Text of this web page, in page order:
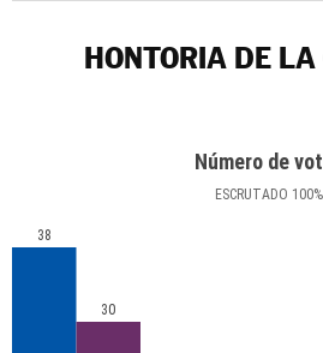
HONTORIA DE
Número de
ESCRUTADO 100%
38
30